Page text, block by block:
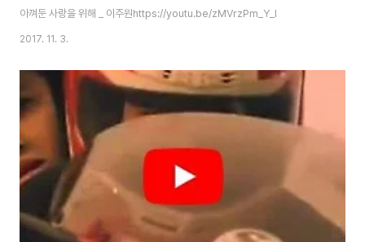
아껴둔 사랑을 위해 _ 이주원https://youtu.be/zMVrzPm_Y_I
2017. 11. 3.